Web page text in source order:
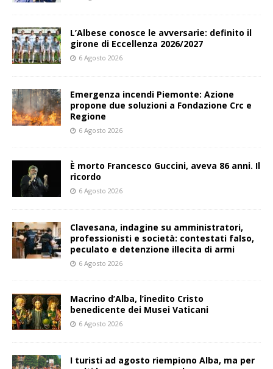
L’Albese conosce le avversarie: definito il
girone di Eccellenza 2026/2027
6 Agosto 2026
Emergenza incendi Piemonte: Azione
propone due soluzioni a Fondazione Crc e
Regione
6 Agosto 2026
È morto Francesco Guccini, aveva 86 anni. Il
ricordo
6 Agosto 2026
Clavesana, indagine su amministratori,
professionisti e società: contestati falso,
peculato e detenzione illecita di armi
6 Agosto 2026
Macrino d’Alba, l’inedito Cristo
benedicente dei Musei Vaticani
6 Agosto 2026
I turisti ad agosto riempiono Alba, ma per